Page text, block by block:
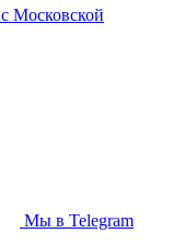
Московской
Мы в Telegram